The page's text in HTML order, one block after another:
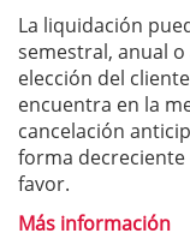
La liquidación
semestral, anual
elección del
encuentra en la
cancelación
forma decreciente
favor.
Más información